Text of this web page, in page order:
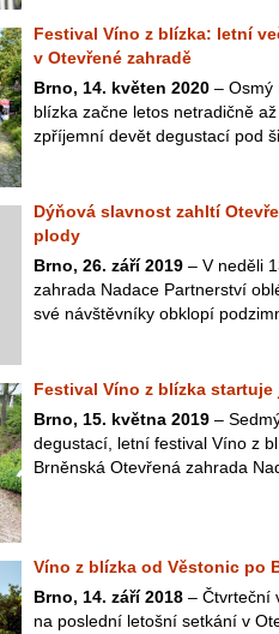
Festival Víno z blízka: letní
v Otevřené zahradě
Brno, 14. květen 2020 – Osmý
blízka začne letos netradičně
zpříjemní devět degustací pod
Dýňová slavnost zahltí
plody
Brno, 26. září 2019 – V neděli
zahrada Nadace Partnerství
své návštěvníky obklopí
Festival Víno z blízka
Brno, 15. května 2019 –
degustací, letní festival Víno z
Brněnská Otevřená zahrada
Víno z blízka od Věstonic po
Brno, 14. září 2018 – Čtvrteční
na poslední letošní setkání v